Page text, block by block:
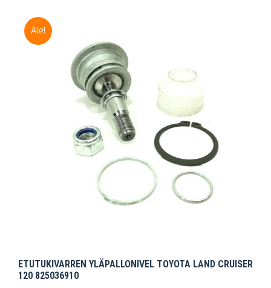
Ale!
ETUTUKIVARREN YLÄPALLONIVEL TOYOTA LAND CRUISER
120 825036910